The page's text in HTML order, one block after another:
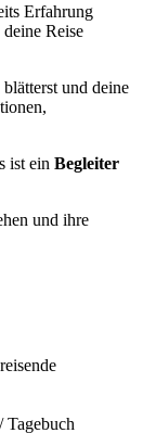
Erfahrung
Reise
und deine
ist ein Begleiter
und ihre
Tagebuch